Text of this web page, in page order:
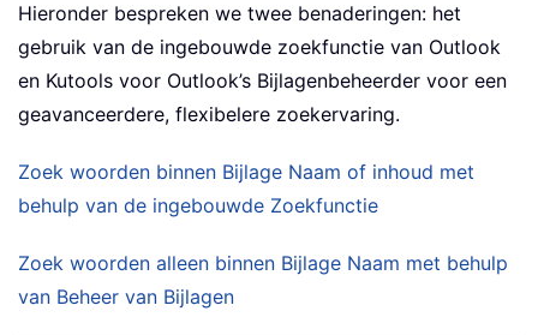
Hieronder bespreken we twee benaderingen: het
gebruik van de ingebouwde zoekfunctie van Outlook
en Kutools voor Outlook’s Bijlagenbeheerder voor een
geavanceerdere, flexibelere zoekervaring.
Zoek woorden binnen Bijlage Naam of inhoud met
behulp van de ingebouwde Zoekfunctie
Zoek woorden alleen binnen Bijlage Naam met behulp
van Beheer van Bijlagen